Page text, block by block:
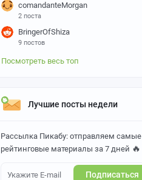
comandanteMorgan
2 поста
BringerOfShiza
9 постов
Посмотреть весь топ
Лучшие посты недели
Рассылка Пикабу: отправляем самые
рейтинговые материалы за 7 дней 🔥
Подписаться